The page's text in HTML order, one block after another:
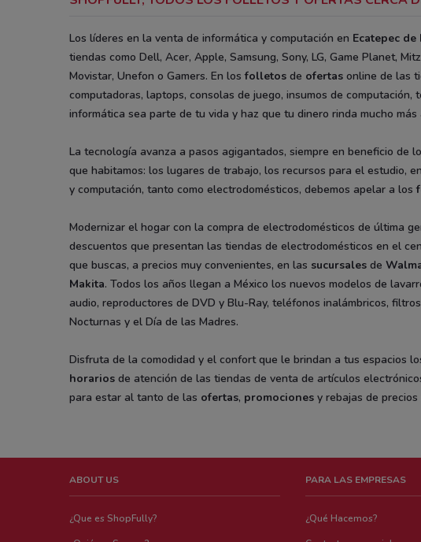
Los líderes en la venta de informática y computación en Ecatepec
tiendas como Dell, Acer, Apple, Samsung, Sony, LG, Game Planet,
Movistar, Unefon o Gamers. En losfolletos de ofertas online de las
computadoras, laptops, consolas de juego, insumos de
informática sea parte de tu vida y haz que tu dinero rinda mucho
La tecnología avanza a pasos agigantados, siempre en beneficio de
que habitamos: los lugares de trabajo, los recursos para el estudio,
y computación, tanto como electrodomésticos, debemos apelar a los
Modernizar el hogar con la compra de electrodomésticos de última
descuentos que presentan las tiendas de electrodomésticos en el
que buscas, a precios muy convenientes, en las sucursales de
Makita. Todos los años llegan a México los nuevos modelos de
audio, reproductores de DVD y Blu-Ray, teléfonos inalámbricos,
Nocturnas y el Día de las Madres.
Disfruta de la comodidad y el confort que le brindan a tus espacios
horarios de atención de las tiendas de venta de artículos
para estar al tanto de las ofertas, promociones y rebajas de
ABOUT US
¿Que es ShopFully?
PARA LAS EMPRESAS
¿Qué Hacemos?